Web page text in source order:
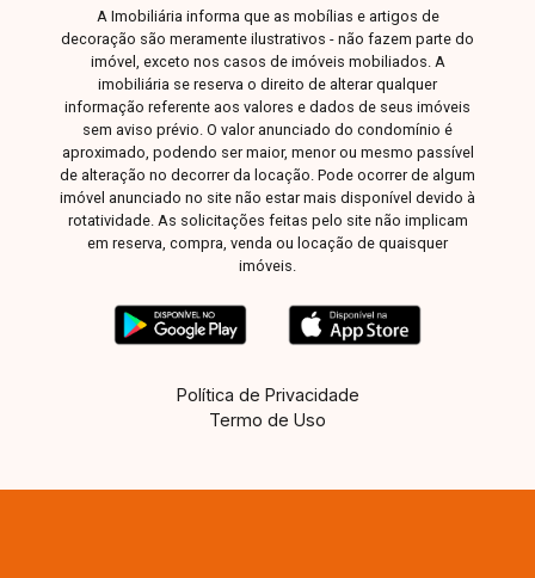
A Imobiliária informa que as mobílias e artigos de
decoração são meramente ilustrativos - não fazem parte do
imóvel, exceto nos casos de imóveis mobiliados. A
imobiliária se reserva o direito de alterar qualquer
informação referente aos valores e dados de seus imóveis
sem aviso prévio. O valor anunciado do condomínio é
aproximado, podendo ser maior, menor ou mesmo passível
de alteração no decorrer da locação. Pode ocorrer de algum
imóvel anunciado no site não estar mais disponível devido à
rotatividade. As solicitações feitas pelo site não implicam
em reserva, compra, venda ou locação de quaisquer
imóveis.
Política de Privacidade
Termo de Uso